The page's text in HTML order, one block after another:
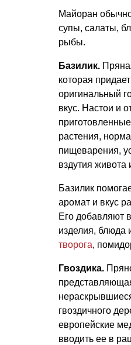
Майоран
супы, салаты,
рыбы.
Базилик.
которая
оригинальный
вкус. Настои и
растения,
пищеварения,
вздутия живота
Базилик
аромат и вкус
Его добавляют
изделия, блюда
творога,
Гвоздика.
гвоздичного
европейские
вводить ее в